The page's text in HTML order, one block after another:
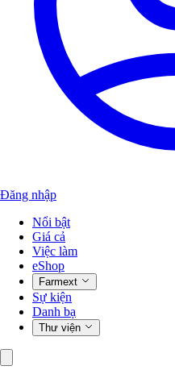
Đăng nhập
Nổi bật
Giá cả
Việc làm
eShop
Farmext
Sự kiện
Danh bạ
Thư viện